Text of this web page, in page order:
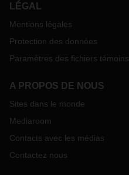
LÉGAL
Mentions légales
Protection des données
Paramètres des fichiers témoins
A PROPOS DE NOUS
Sites dans le monde
Mediaroom
Contacts avec les médias
Contactez nous